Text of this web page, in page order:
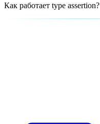
Как работает type assertion?